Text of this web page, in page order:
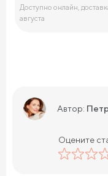
Доступно онлайн,
августа
Автор:
Оцените